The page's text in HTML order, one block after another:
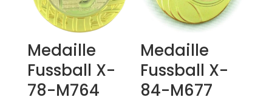
Medaille
Fussball X-
78-M764
Medaille
Fussball X-
84-M677